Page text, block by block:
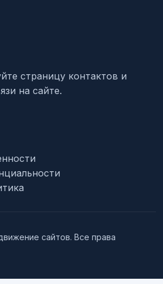
страницу контактов и
на сайте.
сайтов. Все права